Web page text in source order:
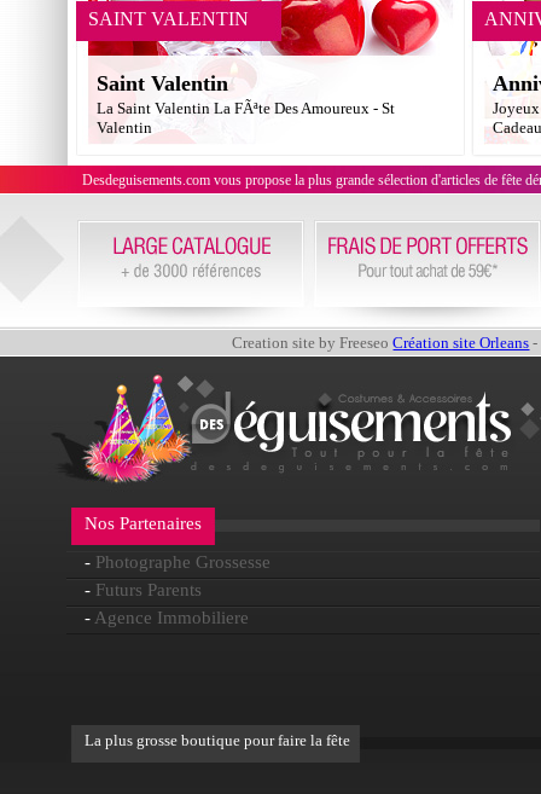
SAINT VALENTIN
Saint Valentin
La Saint Valentin La FÃªte Des Amoureux - St
Valentin
Desdeguisements.com vous propose la plus grande sélection d'articles de fête
Creation site by FreeseoCréation site Orleans -
Nos Partenaires
- Photographe Grossesse
- Futurs Parents
- Agence Immobiliere
La plus grosse boutique pour faire la fête